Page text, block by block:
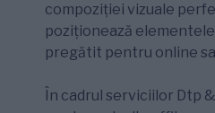
compoziției vizuale
poziționează
pregătit pentru online
În cadrul serviciilor Dtp